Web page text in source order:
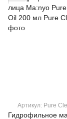
Артикул: Pure